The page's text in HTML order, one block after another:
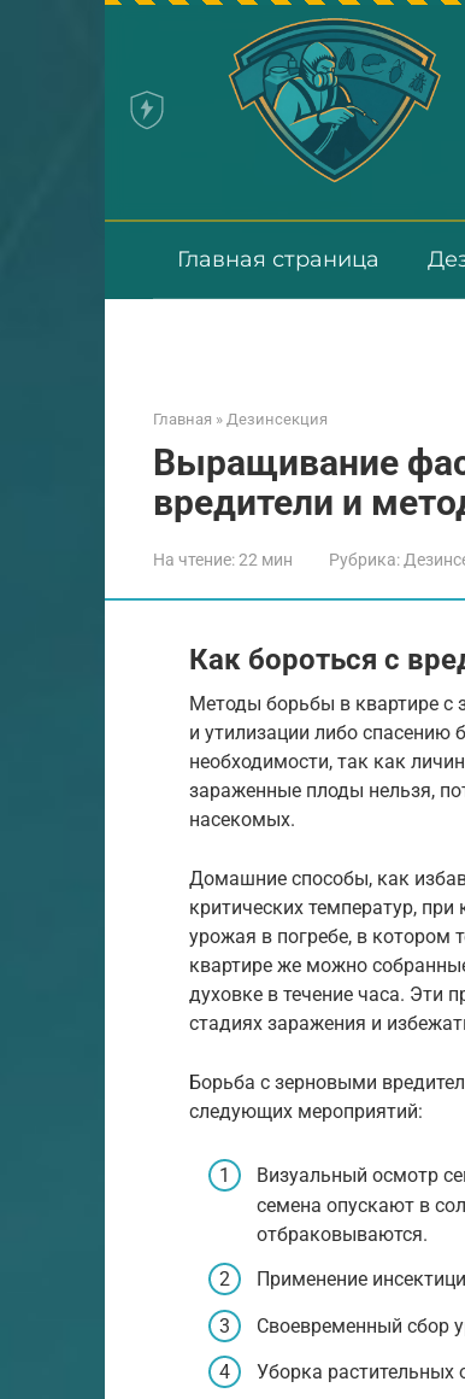
Главная страница
Главная » Дезинсекция
Выращивание
вредители и
На чтение:22 мин Рубрика:
Как бороться с
Методы борьбы в квартире с
и утилизации либо спасению
необходимости, так как
зараженные плоды нельзя,
насекомых.
Домашние способы, как
критических температур,
урожая в погребе, в котором
квартире же можно
духовке в течение часа. Эти
стадиях заражения и
Борьба с зерновыми
следующих мероприятий:
Визуальный осмотр
семена опускают в
отбраковываются.
Применение
Своевременный сбор
Уборка растительных